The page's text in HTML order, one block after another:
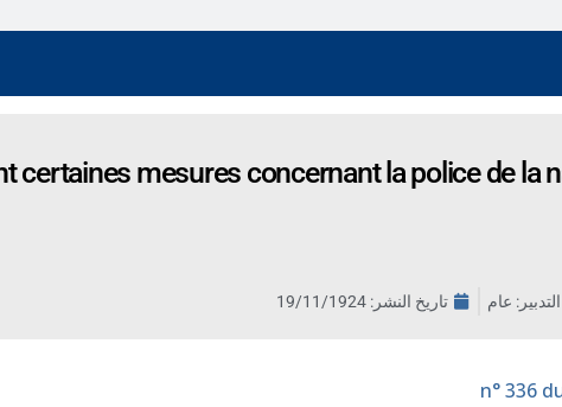
certaines mesures concernant la police de la
التدبير: عام تاريخ النشر: 19/11/1924